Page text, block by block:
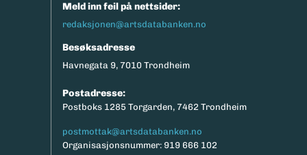
Meld inn feil på nettsider:
redaksjonen@artsdatabanken.no
Besøksadresse
Havnegata 9, 7010 Trondheim
Postadresse:
Postboks 1285 Torgarden, 7462 Trondheim
postmottak@artsdatabanken.no
Organisasjonsnummer: 919 666 102